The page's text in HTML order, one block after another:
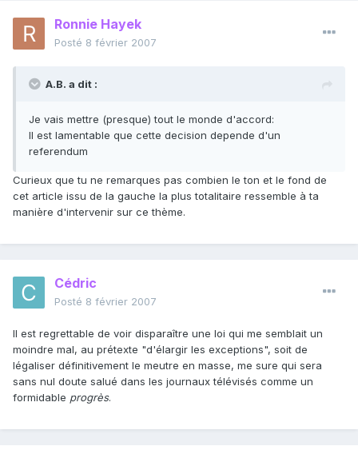
Ronnie Hayek
Posté 8 février 2007
A.B. a dit :
Je vais mettre (presque) tout le monde d'accord:
Il est lamentable que cette decision depende d'un
referendum
Curieux que tu ne remarques pas combien le ton et le fond de
cet article issu de la gauche la plus totalitaire ressemble à ta
manière d'intervenir sur ce thème.
Cédric
Posté 8 février 2007
Il est regrettable de voir disparaître une loi qui me semblait un
moindre mal, au prétexte "d'élargir les exceptions", soit de
légaliser définitivement le meutre en masse, me sure qui sera
sans nul doute salué dans les journaux télévisés comme un
formidable progrès.